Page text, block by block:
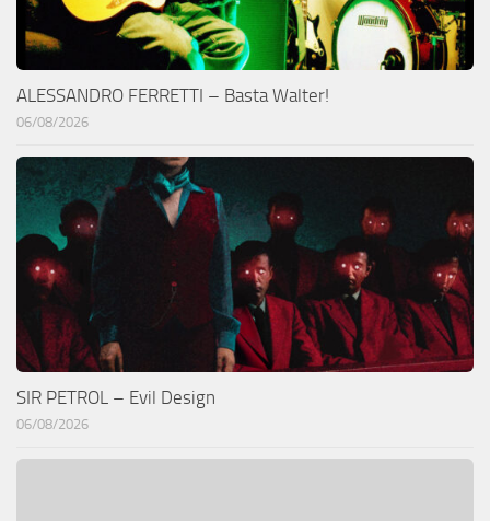
ALESSANDRO FERRETTI – Basta Walter!
06/08/2026
SIR PETROL – Evil Design
06/08/2026